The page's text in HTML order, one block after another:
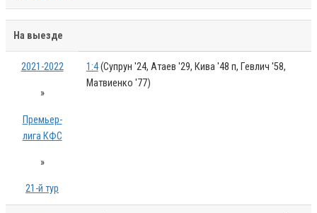
На выезде
2021-2022
»
Премьер-
лига КФС
»
21-й тур
1:4(Супрун '24, Атаев '29, Кива '48 п, Гевлич '58,
Матвиенко '77)